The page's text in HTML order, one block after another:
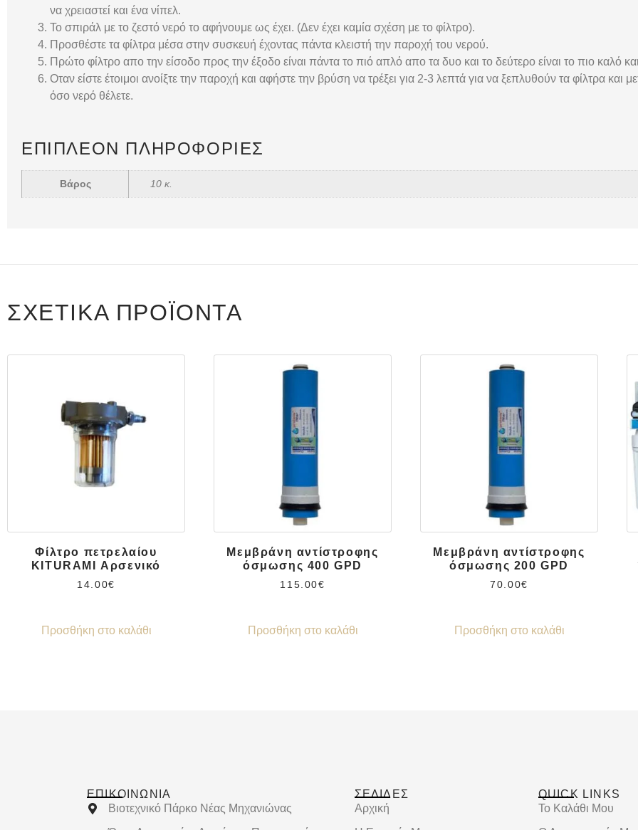
να χρειαστεί και ένα νίπελ.
Το σπιράλ με το ζεστό νερό το αφήνουμε ως έχει. (Δεν έχει καμία σχέση με το φίλτρο).
Προσθέστε τα φίλτρα μέσα στην συσκευή έχοντας πάντα κλειστή την παροχή του νερού.
Πρώτο φίλτρο απο την είσοδο προς την έξοδο είναι πάντα το πιό απλό απο τα δυο και το δεύτερο είναι το πιο καλό
Οταν είστε έτοιμοι ανοίξτε την παροχή και αφήστε την βρύση να τρέξει για 2-3 λεπτά για να ξεπλυθούν τα φίλτρα και
όσο νερό θέλετε.
ΕΠΙΠΛΈΟΝ ΠΛΗΡΟΦΟΡΊΕΣ
Βάρος 10 κ.
ΣΧΕΤΙΚΆ ΠΡΟΪΌΝΤΑ
Φίλτρο πετρελαίου
KITURAMI Αρσενικό
14.00€
Προσθήκη στο καλάθι
Μεμβράνη αντίστροφης
όσμωσης 400 GPD
115.00€
Προσθήκη στο καλάθι
Μεμβράνη αντίστροφης
όσμωσης 200 GPD
70.00€
Προσθήκη στο καλάθι
ΕΠΙΚΟΙΝΩΝΊΑ
Βιοτεχνικό Πάρκο Νέας Μηχανιώνας
ΣΕΛΙΔΕΣ
Αρχική
QUICK LINKS
Το Καλάθι Μου